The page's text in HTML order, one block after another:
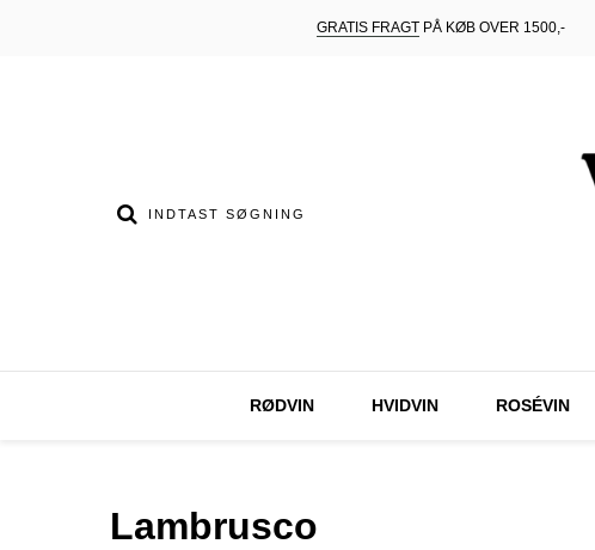
GRATIS FRAGTPÅ KØB OVER 1500,-
RØDVIN HVIDVIN ROSÉVIN
Lambrusco